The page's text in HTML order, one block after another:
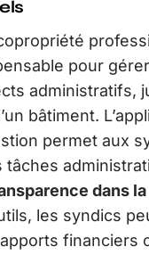
pour
administratifs,
bâtiment.
permet aux
tâches
dans
les syndics
financiers